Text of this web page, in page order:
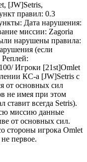
[JW]Setris,
правил: 0.3
Дата нарушения:
миссии: Zagoria
нарушены правила:
(если
Игроки [21st]Omlet
КС-а [JW]Setris с
от основных сил
не имея при этом
ставит всегда Setris).
миссию данные
от основных сил.
стороны игрока Omlet
первое.